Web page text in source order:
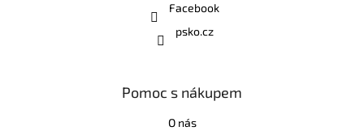
Facebook
psko.cz
Pomoc s nákupem
O nás